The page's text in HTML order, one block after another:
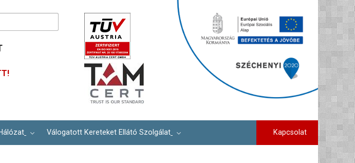
Válogatott Kereteket Ellátó Szolgálat Kapcsolat